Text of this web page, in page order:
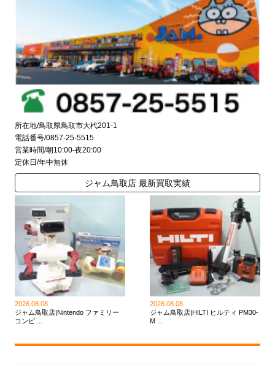
所在地/鳥取県鳥取市大杙201-1
電話番号/0857-25-5515
営業時間/朝10:00-夜20:00
定休日/年中無休
ジャム鳥取店 最新買取実績
2026.08.08
ジャム鳥取店|Nintendo ファミリー
コンピ ...
2026.08.08
ジャム鳥取店|HILTI ヒルティ PM30-
M ...